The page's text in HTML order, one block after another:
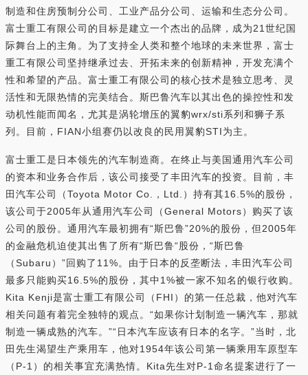
制造和住房预制分公司、工业产品分公司、运输和生态分公司。
富士重工有限公司的目标是建立一个杰出的品牌，成为21世纪国
际舞台上的主角。为了支持全人类和整个地球的未来世界，富士
重工有限公司坚持继承过去、开拓未来的创新精神，开发充满个
性和希望的产品。富士重工有限公司的核心技术是独立思考、灵
活性和无限热情的完美结合。斯巴鲁汽车以其出色的操控性和发
动机性能而闻名，尤其是涡轮增压的翼豹wrx/sti系列和狮子系
列。目前，FIAN小组赛仍以改良的民用翼豹STI为主。
富士重工是日本领先的汽车制造商。在终止与美国通用汽车公司
的资本和业务合作后，该公司接受了丰田汽车的投资。目前，丰
田汽车公司（Toyota Motor Co.，Ltd.）持有其16.5%的股份，
该公司于2005年从通用汽车公司（General Motors）购买了该
公司的股份。通用汽车最初拥有“斯巴鲁”20%的股份，但2005年
的金融危机迫使其出售了所有“斯巴鲁“股份，“斯巴鲁
（Subaru）”回购了11%。由于日本的反垄断法，丰田汽车公司
最多只能购买16.5%的股份，其中1%被一家不知名的银行收购。
Kita Kenji是富士重工有限公司（FHI）的第一任总裁，他对汽车
相关问题有着完全独特的观点。“如果你计划制造一辆汽车，那就
制造一辆成熟的汽车。”“日本汽车应该有日本的名字。”当时，北
田先生渴望生产乘用车，他对1954年该公司第一辆乘用车原型车
（P-1）的相关事宜充满热情。Kita先生对P-1命名提案进行了一